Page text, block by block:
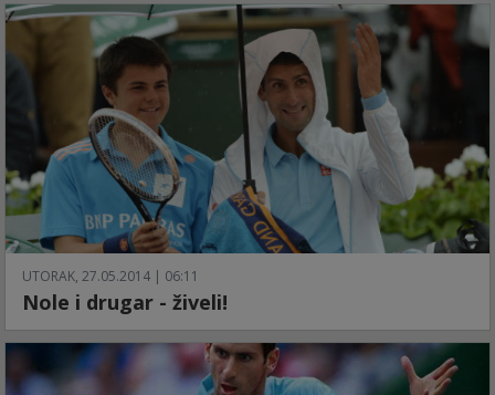
UTORAK, 27.05.2014 | 06:11
Nole i drugar - živeli!